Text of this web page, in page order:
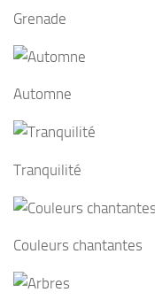
Grenade
Automne
Tranquilité
Couleurs chantantes